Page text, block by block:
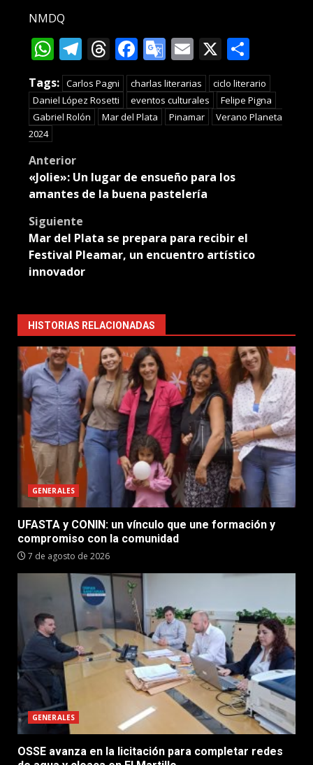
NMDQ
WhatsApp
Telegram
Threads
Facebook
Google
Translate
Email
X
Tags: Carlos Pagni charlas literarias
ciclo literario
Daniel López Rosetti
eventos culturales
Felipe Pigna
Gabriel Rolón
Mar del Plata Pinamar
Verano Planeta
2024
Post
navigation
Anterior
«Jolie»: Un lugar de ensueño para los
amantes de la buena pastelería
Siguiente
Mar del Plata se prepara para recibir el
Festival Pleamar, un encuentro artístico
innovador
HISTORIAS RELACIONADAS
GENERALES
UFASTA y CONIN: un vínculo que une formación y
compromiso con la comunidad
7 de agosto de 2026
GENERALES
OSSE avanza en la licitación para completar redes